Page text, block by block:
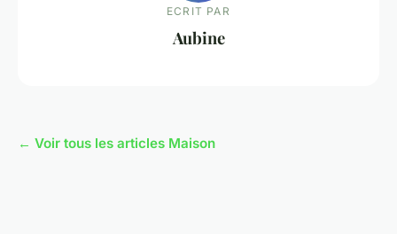
ECRIT PAR
Aubine
← Voir tous les articles Maison